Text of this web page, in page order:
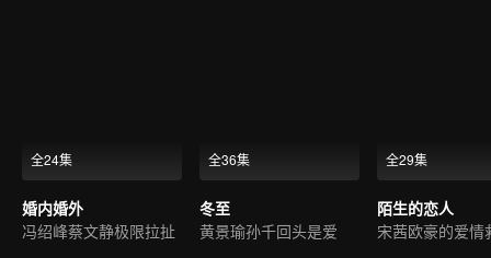
全24集
婚内婚外
冯绍峰蔡文静极限拉扯
全36集
冬至
黄景瑜孙千回头是爱
全29集
陌生的恋人
宋茜欧豪的爱情